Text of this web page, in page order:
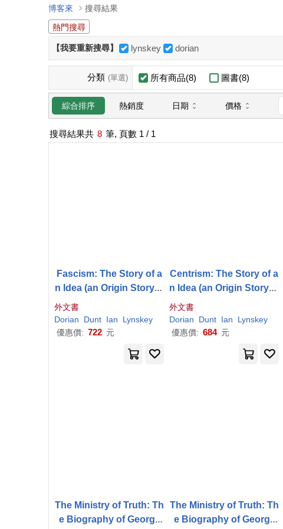
博客來
搜尋結果
熱門搜尋
【我要重新搜尋】 lynskey dorian
分類 (單選) 所有商品(8) 圖書(8)
綜合排序 熱銷度 日期 價格
搜尋結果共 8 筆, 頁數 1 / 1
Fascism: The Story of a
n Idea (an Origin Story B
外文書
Dorian
Dunt Ian
Lynskey
優惠價: 722 元
Centrism: The Story of a
n Idea (an Origin Story B
外文書
Dorian
Dunt Ian
Lynskey
優惠價: 684 元
The Ministry of Truth: Th
e Biography of George
The Ministry of Truth: Th
e Biography of George